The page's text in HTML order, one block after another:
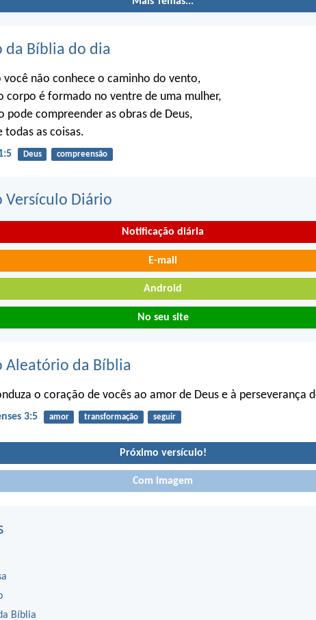
da Bíblia do dia
você não conhece o caminho do vento,
corpo é formado no ventre de uma mulher,
pode compreender as obras de Deus,
todas as coisas.
Deus compreensão
Versículo Diário
Notificação diária
E-mail
Android
No seu site
Aleatório da Bíblia
o coração de vocês ao amor de Deus e à perseverança
3:5 amor transformação seguir
Próximo versículo!
Com imagem
Bíblia